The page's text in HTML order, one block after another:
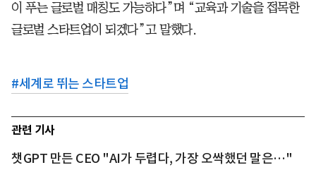
이 푸는 글로벌 매칭도 가능하다”며 “교육과 기술을 접목한
글로벌 스타트업이 되겠다”고 말했다.
#세계로 뛰는 스타트업
관련 기사
챗GPT 만든 CEO "AI가 두렵다, 가장 오싹했던 말은…"